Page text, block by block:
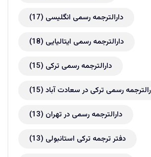
دارالترجمه رسمی انگلیسی (17)
دارالترجمه رسمی ایتالیایی (18)
دارالترجمه رسمی ترکی (15)
رسمی ترکی در سعادت آباد (15)
دارالترجمه رسمی در تهران (13)
دفتر ترجمه ترکی استانبولی (13)